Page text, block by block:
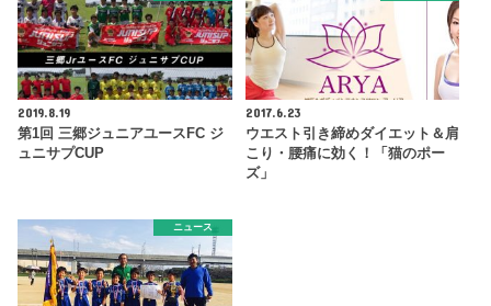
2019.8.19
第1回 三郷ジュニアユースFC ジ
ュニサプCUP
2017.6.23
ウエスト引き締めダイエット＆肩
こり・腰痛に効く！「猫のポー
ズ」
ニュース